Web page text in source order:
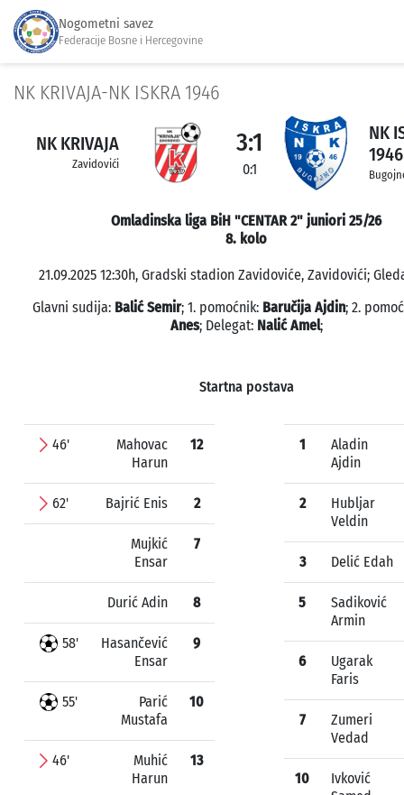
Nogometni savez
Federacije Bosne i Hercegovine
NK KRIVAJA-NK ISKRA 1946
NK KRIVAJA
Zavidovići
3:1
0:1
NK
1946
Omladinska liga BiH "CENTAR 2" juniori 25/26
8. kolo
21.09.2025 12:30h, Gradski stadion Zavidoviće, Zavidovići;
Glavni sudija: Balić Semir; 1. pomoćnik: Baručija Ajdin; 2.
Anes; Delegat: Nalić Amel;
Startna postava
46'
Mahovac
Harun
12
62' Bajrić Enis 2
Mujkić
Ensar
7
Durić Adin 8
58'
Hasančević
Ensar
9
55'
Parić
Mustafa
10
46'
Muhić
Harun
13
1
Aladin
Ajdin
2
Hubljar
Veldin
3 Delić Edah
5
Sadiković
Armin
6
Ugarak
Faris
7
Zumeri
Vedad
10
Ivković